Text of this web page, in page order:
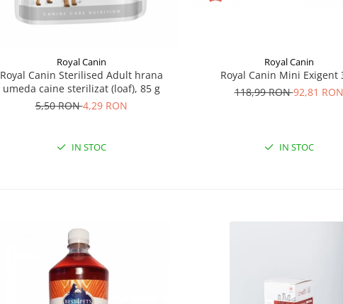
Royal Canin
Royal Canin Sterilised Adult hrana
umeda caine sterilizat (loaf), 85 g
5,50 RON4,29 RON
IN STOC
Royal Canin
Royal Canin Mini Exigent
118,99 RON92,81 RON
IN STOC